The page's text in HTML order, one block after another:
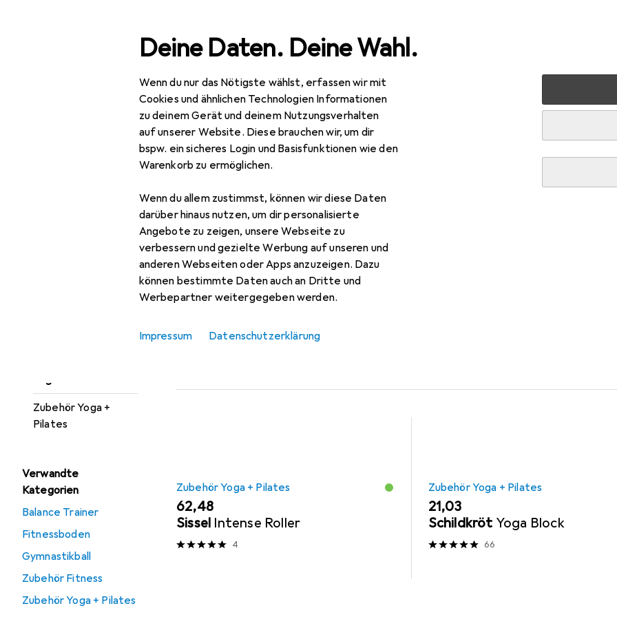
Deine Daten. Deine Wahl.
Wenn du nur das Nötigste wählst, erfassen wir mit
Cookies und ähnlichen Technologien Informationen
zu deinem Gerät und deinem Nutzungsverhalten
auf unserer Website. Diese brauchen wir, um dir
bspw. ein sicheres Login und Basisfunktionen wie den
Warenkorb zu ermöglichen.
Wenn du allem zustimmst, können wir diese Daten
darüber hinaus nutzen, um dir personalisierte
Angebote zu zeigen, unsere Webseite zu
verbessern und gezielte Werbung auf unseren und
anderen Webseiten oder Apps anzuzeigen. Dazu
können bestimmte Daten auch an Dritte und
Werbepartner weitergegeben werden.
Impressum Datenschutzerklärung
Navigation nach Kategorien
Yogamatte
Zubehör Yoga +
Pilates
Verwandte
Kategorien
Balance Trainer
Fitnessboden
Gymnastikball
Zubehör Fitness
Zubehör Yoga + Pilates
Gesamtsortiment Sport Fitness
EUR
57,48
Sport-ThiemeYoga-Matte Exklusiv
Zubehör für Sport-Thieme Yoga-Matte
Hier findest du passendes Zubehör zum Produkt Sport-Thieme Yoga-Matte Exklusiv aus
Meditationskissen.
Beliebt Zubehör Yoga + Pilates
Zubehör Yoga + Pilates
EUR
62,48
Sissel Intense Roller
4
Zubehör Yoga + Pilates
EUR
21,03
Schildkröt Yoga Block
66